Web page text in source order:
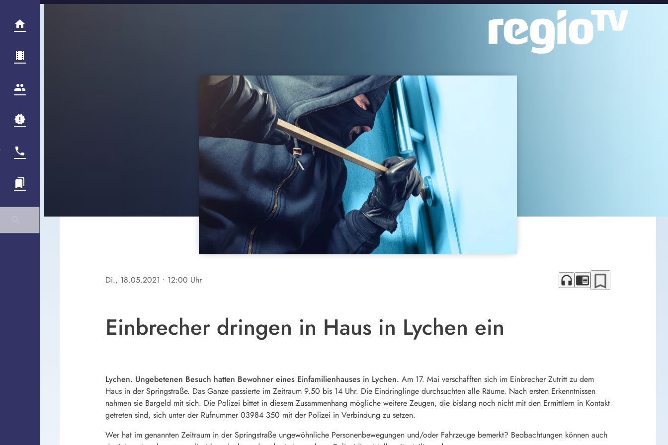
Di., 18.05.2021 • 12:00 Uhr headphones chrome_reader_mode bookmark_border
Einbrecher dringen in Haus in Lychen ein
Lychen. Ungebetenen Besuch hatten Bewohner eines Einfamilienhauses in Lychen. Am 17. Mai verschafften sich im Einbrecher Zutritt zu dem
Haus in der Springstraße. Das Ganze passierte im Zeitraum 9.50 bis 14 Uhr. Die Eindringlinge durchsuchten alle Räume. Nach ersten Erkenntnissen
nahmen sie Bargeld mit sich. Die Polizei bittet in diesem Zusammenhang mögliche weitere Zeugen, die bislang noch nicht mit den Ermittlern in Kontakt
getreten sind, sich unter der Rufnummer 03984 350 mit der Polizei in Verbindung zu setzen.
Wer hat im genannten Zeitraum in der Springstraße ungewöhnliche Personenbewegungen und/oder Fahrzeuge bemerkt? Beobachtungen können auch